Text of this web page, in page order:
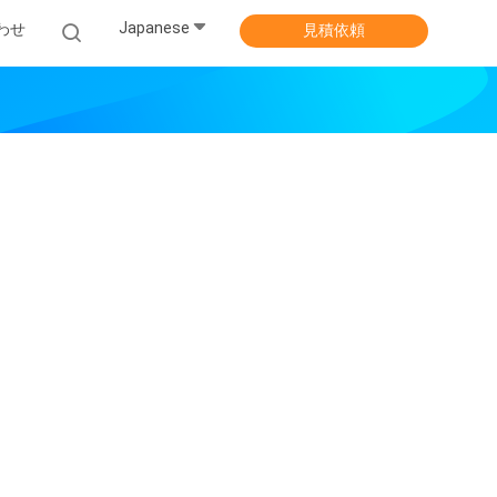
せ Japanese 見積依頼